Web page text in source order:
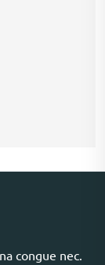
congue nec.